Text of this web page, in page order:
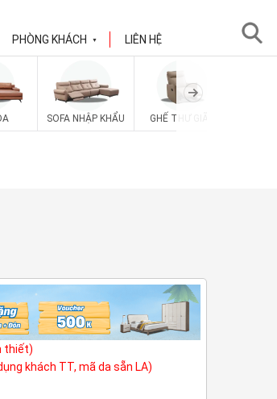
PHÒNG KHÁCH ▼ LIÊN HỆ
SOFA NHẬP KHẨU GHẾ THƯ GIÃN
thiết)
khách TT, mã da sẵn LA)